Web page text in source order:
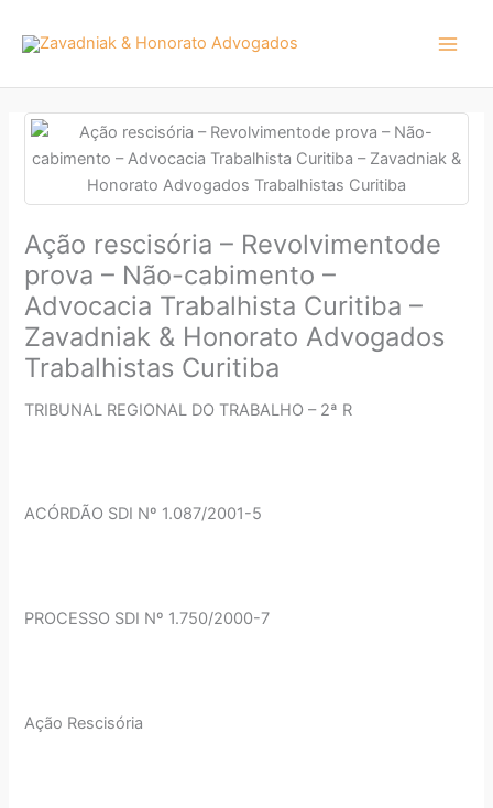
para
conteúdo
Ação rescisória – Revolvimentode
prova – Não-cabimento –
Advocacia Trabalhista Curitiba –
Zavadniak & Honorato Advogados
Trabalhistas Curitiba
TRIBUNAL REGIONAL DO TRABALHO – 2ª R
ACÓRDÃO SDI Nº 1.087/2001-5
PROCESSO SDI Nº 1.750/2000-7
Ação Rescisória